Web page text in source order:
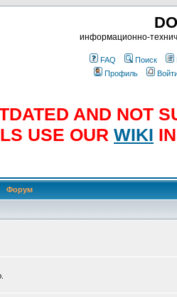
информационно-
FAQ Поиск
Профиль
AND NOT
USE OUR WIKI
Форум